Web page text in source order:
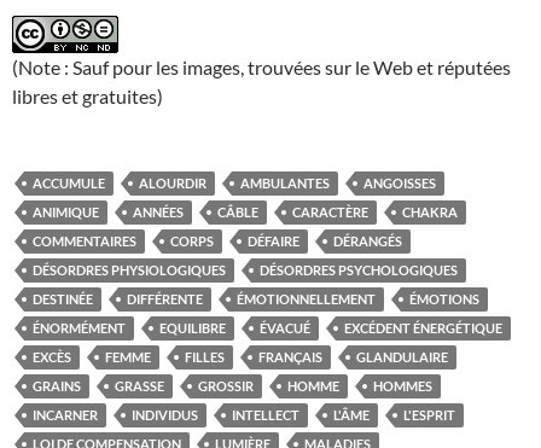
(Note : Sauf pour les images, trouvées sur le Web et réputées
libres et gratuites)
ACCUMULE ALOURDIR AMBULANTES
ANGOISSES
ANIMIQUE
ANNÉES CÂBLE CARACTÈRE
CHAKRA
COMMENTAIRES
CORPS DÉFAIRE
DÉRANGÉS
DÉSORDRES PHYSIOLOGIQUES
DÉSORDRES PSYCHOLOGIQUES
DESTINÉE
DIFFÉRENTE ÉMOTIONNELLEMENT
ÉMOTIONS
ÉNORMÉMENT
EQUILIBRE ÉVACUÉ
EXCÉDENT ÉNERGÉTIQUE
EXCÈS
FEMME FILLES FRANÇAIS
GLANDULAIRE
GRAINS
GRASSE GROSSIR HOMME
HOMMES
INCARNER
INDIVIDUS INTELLECT L'ÂME
L'ESPRIT
LOI DE COMPENSATION
LUMIÈRE
MALADIES